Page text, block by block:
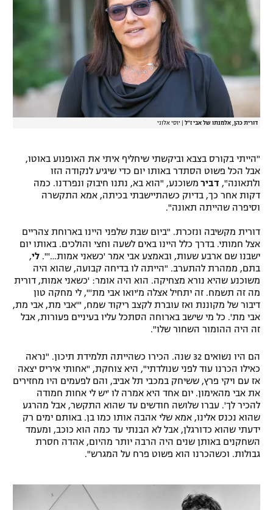
דורית כהן, אלמנתו של אבי ז"ל יוסי אלוני
"הייתי בקורס בצבא וביקשתי שיחליף איתי את האופנוע באוטו,
אבל הכל פשוט הסתדר באותו יום כדי שיגיע לנקודה הזו
ולתאונה", דביר משוכנע, "הוא בא, נתנו חיבוק ונפרדנו. כמה
דקות אחר כך, בדיוק כשהתיישבתי בכיתה, אמא התקשרה
וסיפרה שהייתה תאונה".
דורית מקשיבה ונזכרת. "ביום שבת שלפני היינו בארוחת צהריים
אצל חמותי. בדרך כלל היינו באים לשעה וחצי והולכים. באותו יום
ישבנו שם ארבע שעות, ובאמצע אבי אמר 'כשאני אמות…'". לי,
בתם, ממהרת להתערב. "הייתה לו בדיחה קבועה, שהוא היה
משוכנע שהיא נורא מצחיקה. הוא היה אומר: 'כשאני אמות, דורית
מה זה תשמח. זה יתחיל אצלה מ'יואו אבי מת'", לי מחקה טון
דיבור של מקוננת ואז עוברת לקצב ריקוד שמח, "'אבי מת, אבי מת,
אבי מת'. כל מי שישב בארוחה הסתכל עליו בעיניים פעורות, אבל
זה היה ההומור השחור שלו".
הם היו נשואים 32 שנה. הכירו כשהייתה תלמידת תיכון. "נראה
כאילו הכרנו עוד לפני שנולדתי", היא צוחקת, "אחותי איריס יצאה
אז עם ויקי פרץ, ששיחק במכבי תל אביב, והם לפעמים היו מחזירים
את אבי מהאימון. יום אחד היא אמרה לו 'יש לי אחות חמודה
להכיר לך'. עברו שלושה חודשים עד שהוא התקשר, אבל מהרגע
שהוא נכנס אלינו, אמא שלי אהבה אותו כמו בן. באותם ימים רק
ידעתי שהוא כדורגלן, אבל לא הבנתי עד כמה הוא כוכב, ומעמד
השחקנים באותן שנים היה הרבה יותר מהיום, אהדה חסרת
גבולות. וכשהכרנו הוא פשוט פרח על המגרש".